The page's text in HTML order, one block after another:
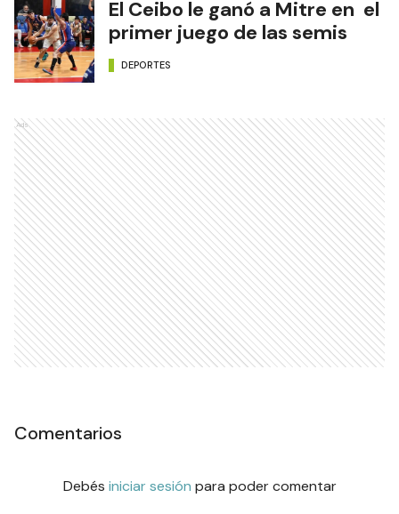
El Ceibo le ganó a Mitre en el
primer juego de las semis
DEPORTES
Ads
Comentarios
Debés iniciar sesión para poder comentar